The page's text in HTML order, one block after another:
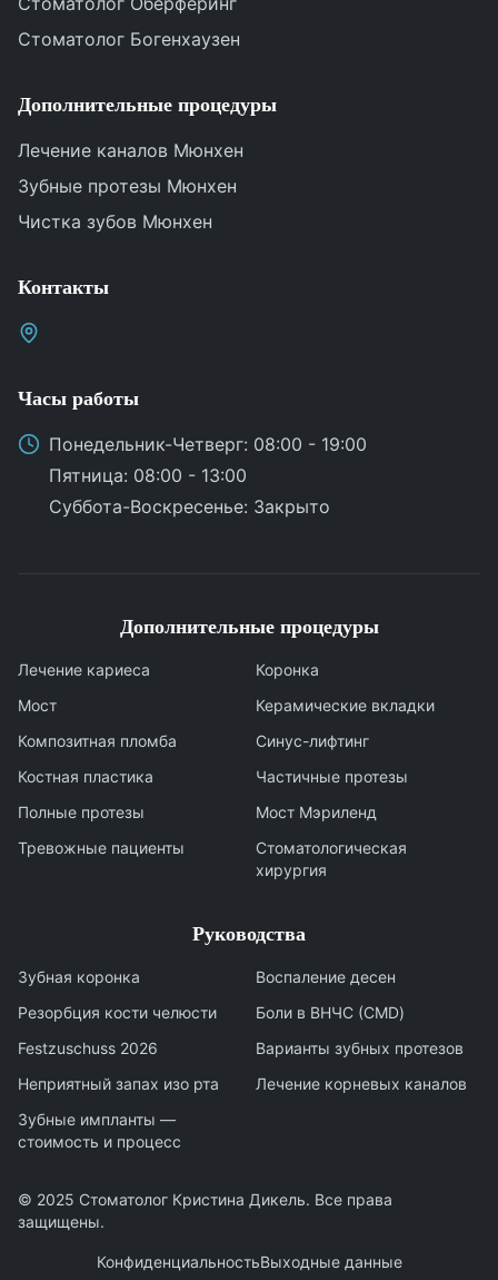
Стоматолог Богенхаузен
Дополнительные процедуры
Лечение каналов Мюнхен
Зубные протезы Мюнхен
Чистка зубов Мюнхен
Контакты
Часы работы
Понедельник-Четверг: 08:00 - 19:00
Пятница: 08:00 - 13:00
Суббота-Воскресенье: Закрыто
Дополнительные процедуры
Лечение кариеса
Коронка
Мост
Керамические вкладки
Композитная пломба
Синус-лифтинг
Костная пластика
Частичные протезы
Полные протезы
Мост Мэриленд
Тревожные пациенты
Стоматологическая
хирургия
Руководства
Зубная коронка
Воспаление десен
Резорбция кости челюсти
Боли в ВНЧС (CMD)
Festzuschuss 2026
Варианты зубных протезов
Неприятный запах изо рта
Лечение корневых каналов
Зубные импланты —
стоимость и процесс
© 2025 Стоматолог Кристина Дикель. Все права
защищены.
КонфиденциальностьВыходные данные